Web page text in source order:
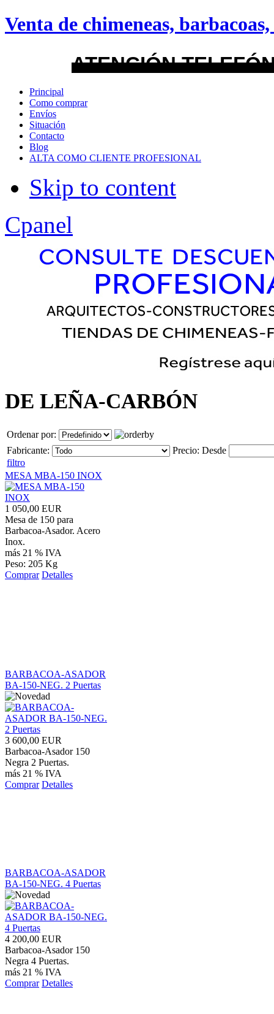
Venta de chimeneas, barbacoas,
ATENCIÓN
Principal
Como comprar
Envíos
Situación
Contacto
Blog
ALTA COMO CLIENTE PROFESIONAL
Skip to content
android
Menu Style
Mega
Css
Dropline
Split
Cpanel
DE LEÑA-CARBÓN
Ordenar por:
Fabricante:
Precio: Desde
filtro
MESA MBA-150 INOX
1 050,00 EUR
Mesa de 150 para
Barbacoa-Asador. Acero
Inox.
más 21 % IVA
Peso: 205 Kg
Comprar Detalles
BARBACOA-ASADOR
BA-150-NEG. 2 Puertas
3 600,00 EUR
Barbacoa-Asador 150
Negra 2 Puertas.
más 21 % IVA
Comprar Detalles
BARBACOA-ASADOR
BA-150-NEG. 4 Puertas
4 200,00 EUR
Barbacoa-Asador 150
Negra 4 Puertas.
más 21 % IVA
Comprar Detalles